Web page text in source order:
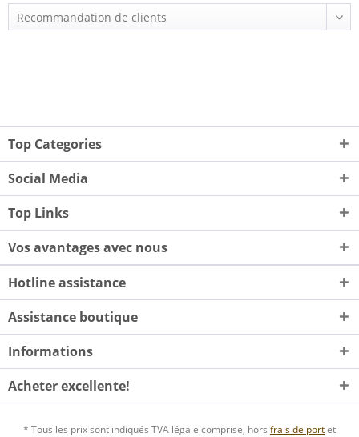
Top Categories
Social Media
Top Links
Vos avantages avec nous
Hotline assistance
Assistance boutique
Informations
Acheter excellente!
* Tous les prix sont indiqués TVA légale comprise, hors frais de portet